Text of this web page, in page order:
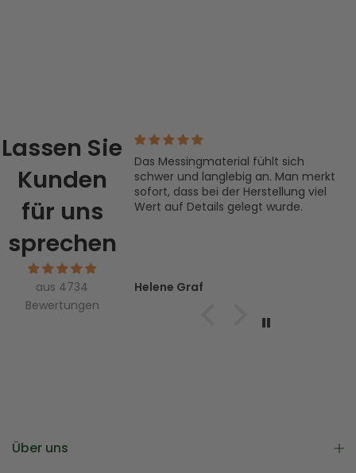
Lassen Sie
Kunden
für uns
sprechen
aus 4734
Bewertungen
die Nachricht
er lächeln. Ein
mit viel
Das Messingmaterial fühlt sich
schwer und langlebig an. Man merkt
sofort, dass bei der Herstellung viel
Wert auf Details gelegt wurde.
Helene Graf
Über uns